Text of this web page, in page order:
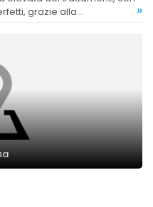
grazie alla
»